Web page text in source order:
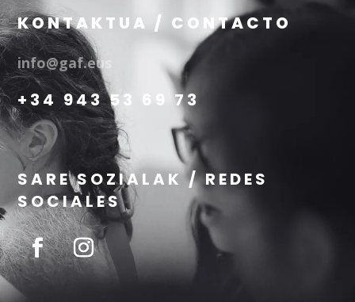
KONTAKTUA / CONTACTO
info@gaf.eus
+34 943 53 69 73
SARE SOZIALAK / REDES
SOCIALES